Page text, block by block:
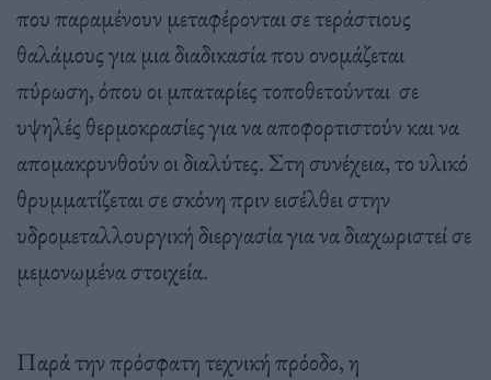
που παραμένουν μεταφέρονται σε τεράστιους
θαλάμους για μια διαδικασία που ονομάζεται
πύρωση, όπου οι μπαταρίες τοποθετούνται σε
υψηλές θερμοκρασίες για να αποφορτιστούν και να
απομακρυνθούν οι διαλύτες. Στη συνέχεια, το υλικό
θρυμματίζεται σε σκόνη πριν εισέλθει στην
υδρομεταλλουργική διεργασία για να διαχωριστεί σε
μεμονωμένα στοιχεία.
Παρά την πρόσφατη τεχνική πρόοδο, η